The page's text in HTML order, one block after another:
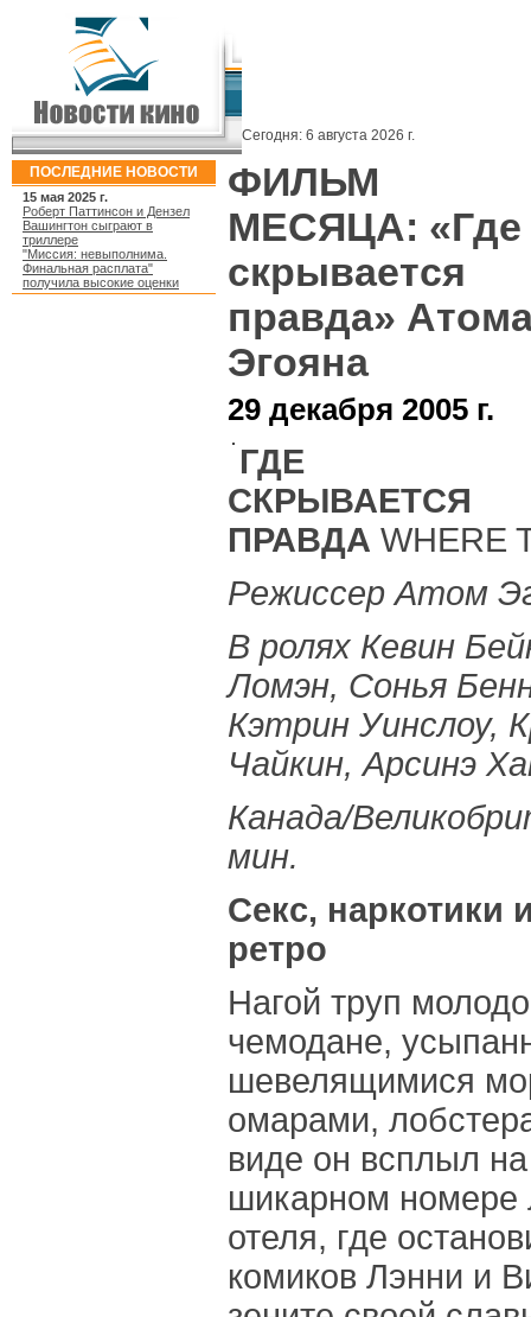
Сегодня: 6 августа 2026 г.
ПОСЛЕДНИЕ НОВОСТИ
15 мая 2025 г.
Роберт Паттинсон и Дензел
Вашингтон сыграют в
триллере
"Миссия: невыполнима.
Финальная расплата"
получила высокие оценки
ФИЛЬМ
МЕСЯЦА: «Где
скрывается
правда»
Эгояна
29 декабря 2005 г.
ГДЕ
СКРЫВАЕТСЯ
ПРАВДА WHERE
Режиссер Атом
В ролях Кевин
Ломэн, Сонья
Кэтрин Уинслоу,
Чайкин, Арсинэ
Канада/
мин.
Секс, наркотики
ретро
Нагой труп
чемодане,
шевелящимися
омарами,
виде он всплыл
шикарном номере
отеля, где
комиков Лэнни и